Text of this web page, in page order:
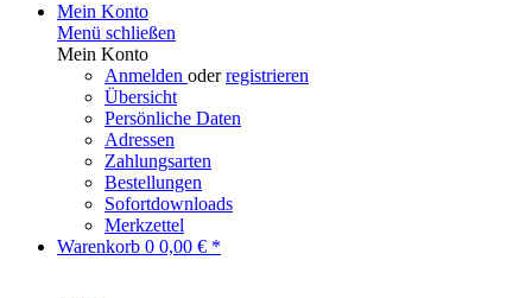
Mein Konto
Menü schließen
Mein Konto
Anmelden oderregistrieren
Übersicht
Persönliche Daten
Adressen
Zahlungsarten
Bestellungen
Sofortdownloads
Merkzettel
Warenkorb 0 0,00 € *